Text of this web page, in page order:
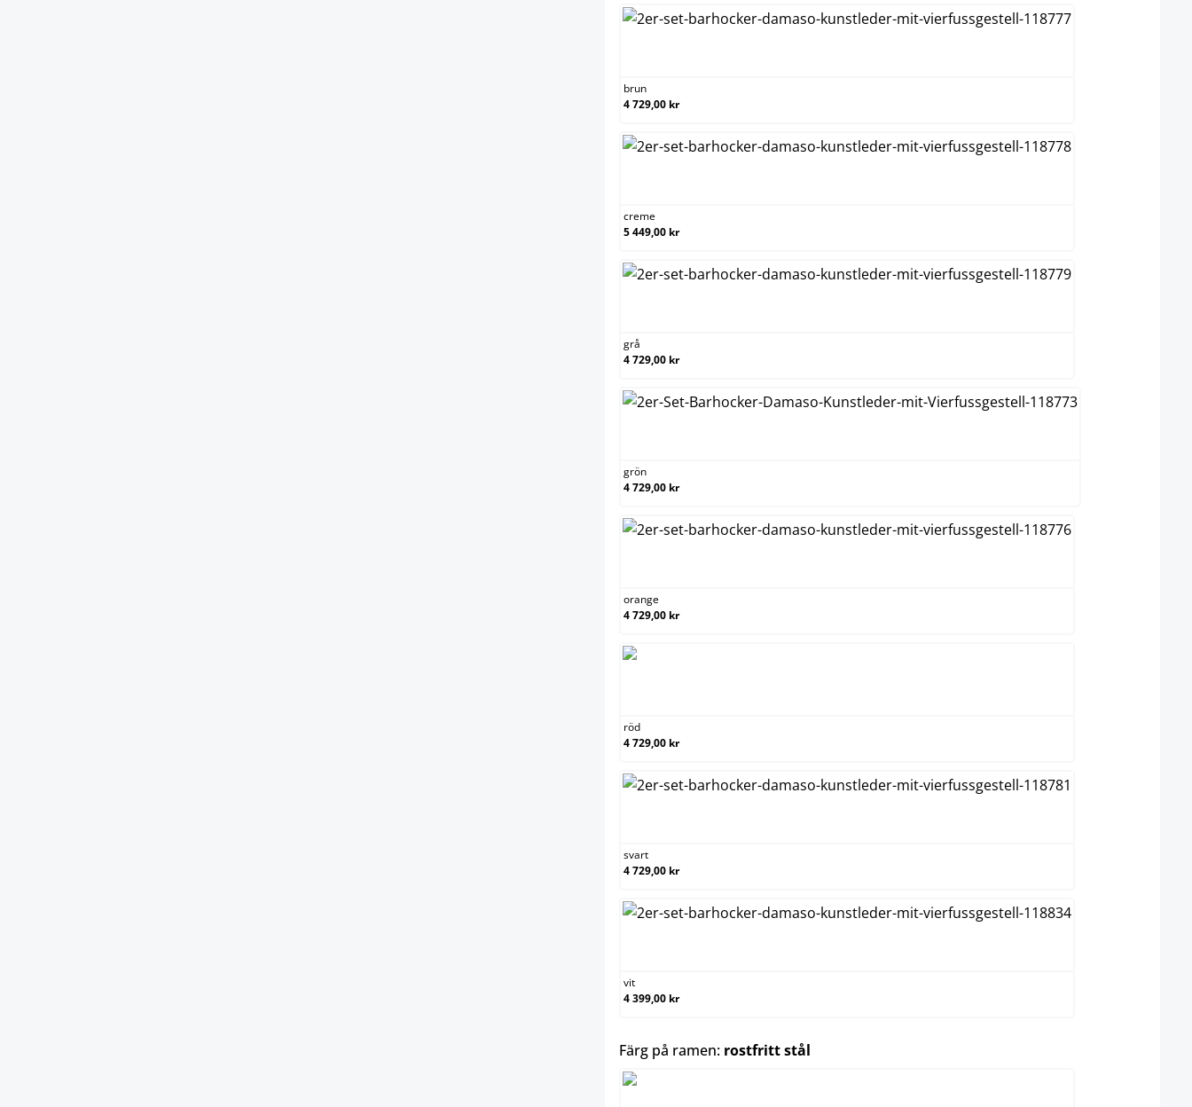
brun
4 729,00 kr
creme
5 449,00 kr
grå
4 729,00 kr
grön
4 729,00 kr
orange
4 729,00 kr
röd
4 729,00 kr
svart
4 729,00 kr
vit
4 399,00 kr
Färg på ramen: rostfritt stål